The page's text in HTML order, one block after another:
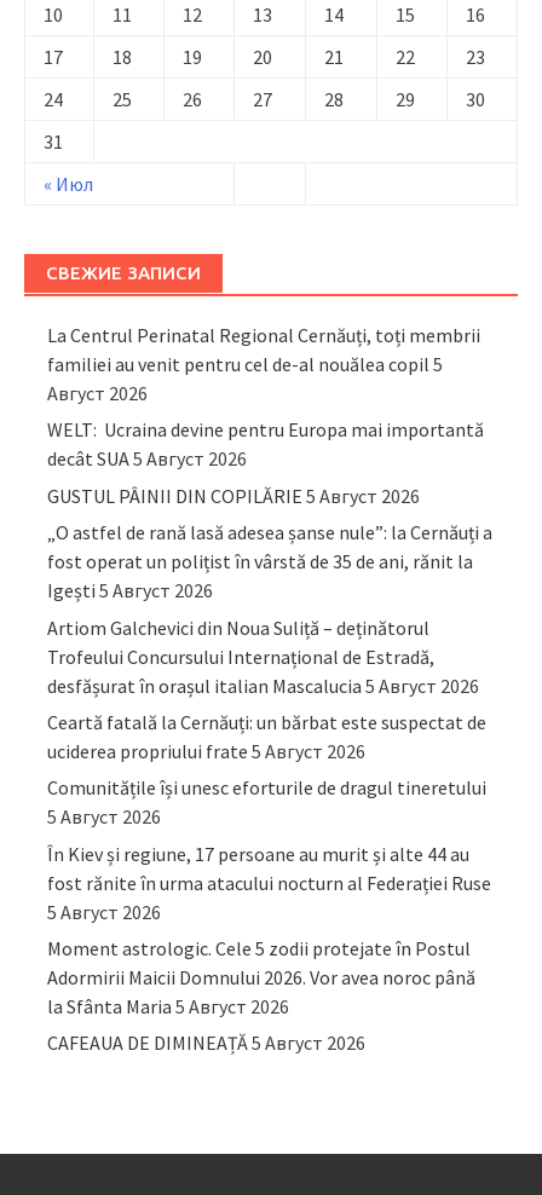
« Июл
10
11 12 13 14 15
16
17
18 19 20 21 22
23
24
25 26 27 28 29
30
31
СВЕЖИЕ ЗАПИСИ
La Centrul Perinatal Regional Cernăuți, toți membrii
familiei au venit pentru cel de-al nouălea copil 5
Август 2026
WELT: Ucraina devine pentru Europa mai importantă
decât SUA5 Август 2026
GUSTUL PÂINII DIN COPILĂRIE 5 Август 2026
„O astfel de rană lasă adesea șanse nule”: la Cernăuți a
fost operat un polițist în vârstă de 35 de ani, rănit la
Igești 5 Август 2026
Artiom Galchevici din Noua Suliță – deținătorul
Trofeului Concursului Internațional de Estradă,
desfășurat în orașul italian Mascalucia 5 Август 2026
Ceartă fatală la Cernăuți: un bărbat este suspectat de
uciderea propriului frate 5 Август 2026
Comunitățile își unesc eforturile de dragul tineretului
5 Август 2026
În Kiev și regiune, 17 persoane au murit și alte 44 au
fost rănite în urma atacului nocturn al Federației Ruse
5 Август 2026
Moment astrologic. Cele 5 zodii protejate în Postul
Adormirii Maicii Domnului 2026. Vor avea noroc până
la Sfânta Maria 5 Август 2026
CAFEAUA DE DIMINEAȚĂ5 Август 2026